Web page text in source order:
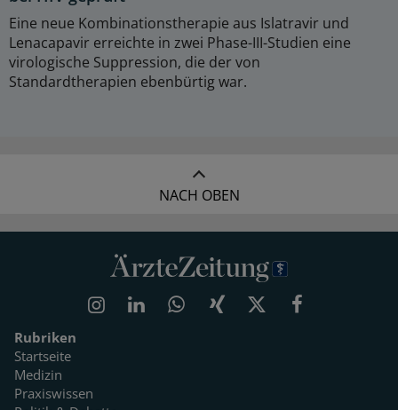
Eine neue Kombinationstherapie aus Islatravir und
Lenacapavir erreichte in zwei Phase-III-Studien eine
virologische Suppression, die der von
Standardtherapien ebenbürtig war.
NACH OBEN
Rubriken
Startseite
Medizin
Praxiswissen